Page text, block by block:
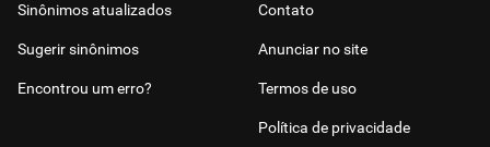
Sinônimos atualizados
Sugerir sinônimos
Encontrou um erro?
Contato
Anunciar no site
Termos de uso
Política de privacidade